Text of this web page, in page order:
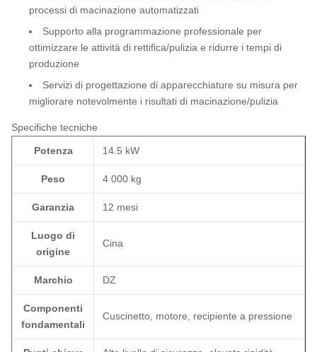
processi di macinazione automatizzati
Supporto alla programmazione professionale per
ottimizzare le attività di rettifica/pulizia e ridurre i tempi di
produzione
Servizi di progettazione di apparecchiature su misura per
migliorare notevolmente i risultati di macinazione/pulizia
Specifiche tecniche
Potenza 14.5 kW
Peso 4 000 kg
Garanzia 12 mesi
Luogo di
origine
Cina
Marchio DZ
Componenti
fondamentali
Cuscinetto, motore, recipiente a pressione